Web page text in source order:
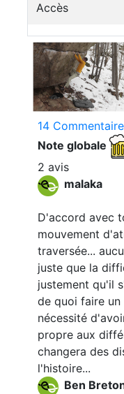
Accès
14
Note globale
2 avis
malaka
D'accord avec
mouvement
traversée...
juste que la
justement qu'il
de quoi faire
nécessité
propre aux
changera des
l'histoire...
Ben